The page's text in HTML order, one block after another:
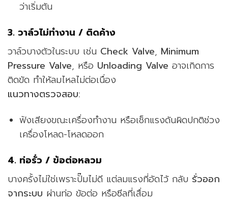
ว่าเริ่มตัน
3. วาล์วไม่ทำงาน / ติดค้าง
วาล์วบางตัวในระบบ เช่น Check Valve, Minimum
Pressure Valve, หรือ Unloading Valve อาจเกิดการ
ติดขัด ทำให้ลมไหลไม่ต่อเนื่อง
แนวทางตรวจสอบ:
ฟังเสียงขณะเครื่องทำงาน หรือเช็กแรงดันผิดปกติช่วง
เครื่องโหลด-โหลดออก
4. ท่อรั่ว / ข้อต่อหลวม
บางครั้งไม่ใช่เพราะปั๊มไม่ดี แต่ลมแรงที่อัดไว้ กลับ รั่วออก
จากระบบ ผ่านท่อ ข้อต่อ หรือซีลที่เสื่อม